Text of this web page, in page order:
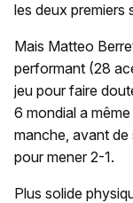
les deux premiers
Mais Matteo
performant (28
jeu pour faire
6 mondial a
manche, avant de
pour mener 2-1.
Plus solide